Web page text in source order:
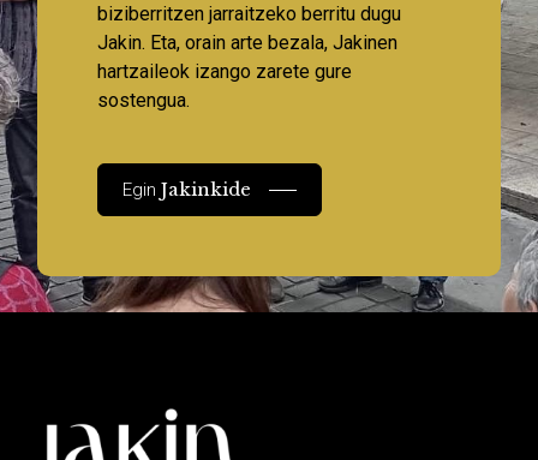
biziberritzen jarraitzeko berritu dugu
Jakin. Eta, orain arte bezala, Jakinen
hartzaileok izango zarete gure
sostengua.
EginJakinkide